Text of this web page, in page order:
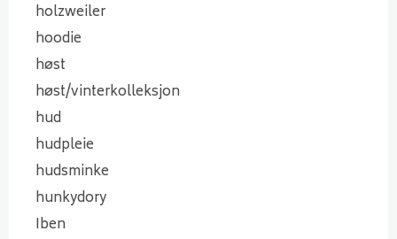
holzweiler
hoodie
høst
høst/vinterkolleksjon
hud
hudpleie
hudsminke
hunkydory
Iben